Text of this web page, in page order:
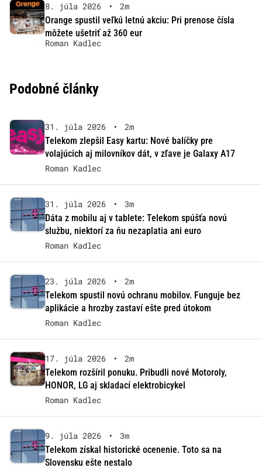
8. júla 2026 •
2m
Orange spustil veľkú letnú akciu: Pri prenose čísla
môžete ušetriť až 360 eur
Roman Kadlec
Podobné články
31. júla 2026 •
2m
Telekom zlepšil Easy kartu: Nové balíčky pre
volajúcich aj milovníkov dát, v zľave je Galaxy A17
Roman Kadlec
31. júla 2026 •
3m
Dáta z mobilu aj v tablete: Telekom spúšťa novú
službu, niektorí za ňu nezaplatia ani euro
Roman Kadlec
23. júla 2026 •
2m
Telekom spustil novú ochranu mobilov. Funguje bez
aplikácie a hrozby zastaví ešte pred útokom
Roman Kadlec
17. júla 2026 •
2m
Telekom rozšíril ponuku. Pribudli nové Motoroly,
HONOR, LG aj skladací elektrobicykel
Roman Kadlec
9. júla 2026 •
3m
Telekom získal historické ocenenie. Toto sa na
Slovensku ešte nestalo